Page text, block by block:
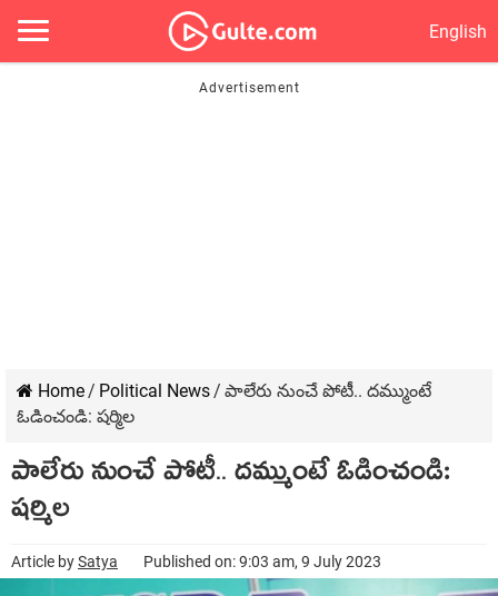
English
Home/ Political News/ పాలేరు నుంచే పోటీ.. ద‌మ్ముంటే
ఓడించండి: ష‌ర్మిల
పాలేరు నుంచే పోటీ.. ద‌మ్ముంటే ఓడించండి:
ష‌ర్మిల
Article bySatya Published on: 9:03 am, 9 July 2023